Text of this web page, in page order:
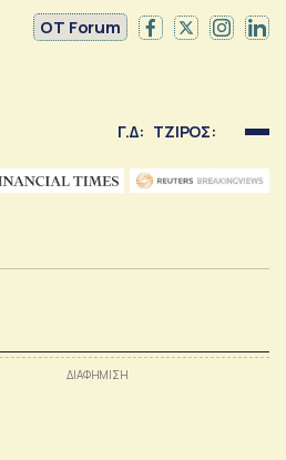
OT Forum
Γ.Δ: ΤΖΙΡΟΣ: